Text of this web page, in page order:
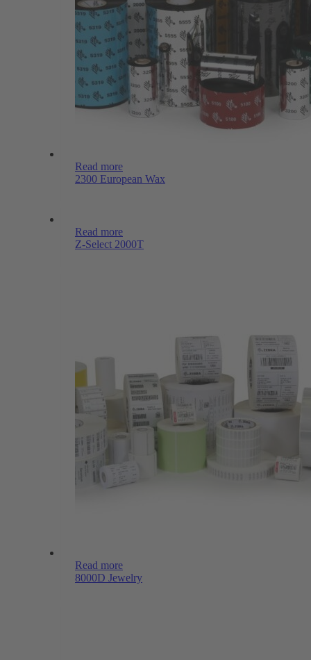
Read more
2300 European Wax
Read more
Z-Select 2000T
Read more
8000D Jewelry